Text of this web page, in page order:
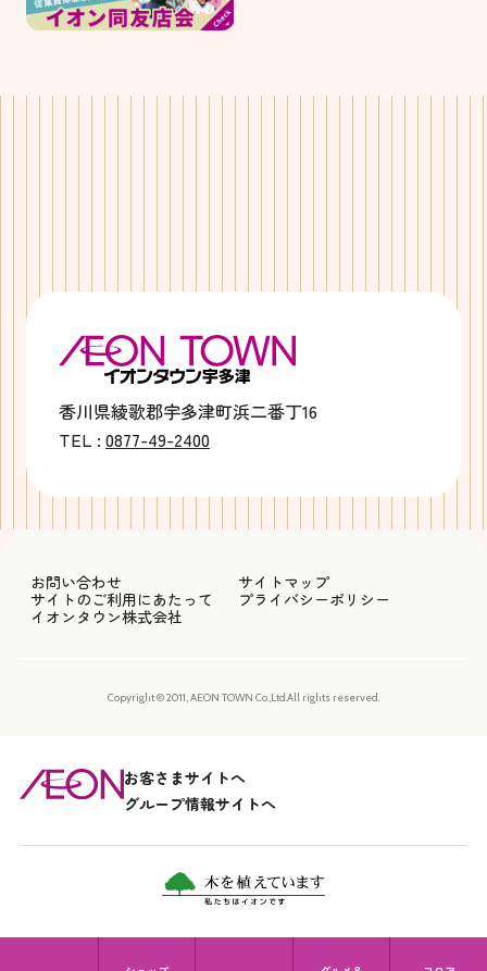
香川県綾歌郡宇多津町浜二番丁16
TEL : 0877-49-2400
お問い合わせ
サイトマップ
サイトのご利用にあたって
プライバシーポリシー
イオンタウン株式会社
Copyright © 2011, AEON TOWN Co.,Ltd.All rights reserved.
お客さまサイトへ
グループ情報サイトへ